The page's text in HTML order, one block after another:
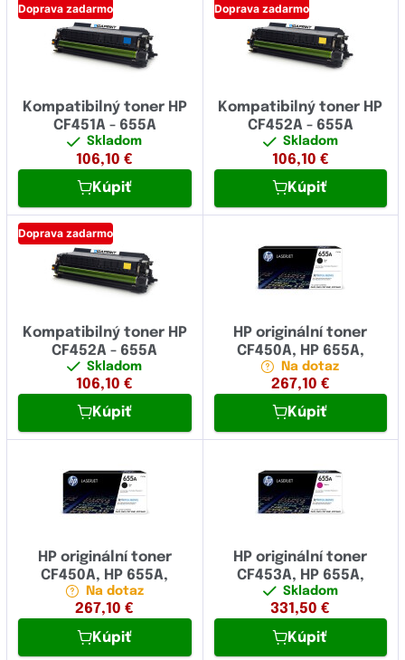
Doprava zadarmo
Kompatibilný toner HP
CF451A - 655A
Skladom
106,10 €
Kúpiť
Doprava zadarmo
Kompatibilný toner HP
CF452A - 655A
Skladom
106,10 €
Kúpiť
Doprava zadarmo
Kompatibilný toner HP
CF452A - 655A
Skladom
106,10 €
Kúpiť
HP originální toner
CF450A, HP 655A,
Na dotaz
267,10 €
Kúpiť
HP originální toner
CF450A, HP 655A,
Na dotaz
267,10 €
Kúpiť
HP originální toner
CF453A, HP 655A,
Skladom
331,50 €
Kúpiť